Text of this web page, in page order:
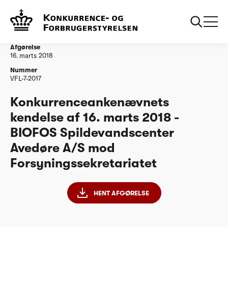
Vandtilsyn
Spildevandscenter Avedøre AS
Afgørelse
16. marts 2018
Nummer
VFL-7-2017
Konkurrenceankenævnets
kendelse af 16. marts 2018 -
BIOFOS Spildevandscenter
Avedøre A/S mod
Forsyningssekretariatet
HENT AFGØRELSE